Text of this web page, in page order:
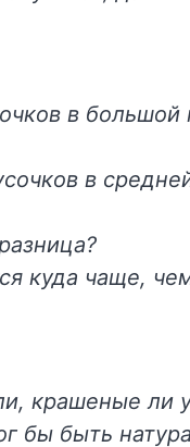
в большой
в
куда чаще,
крашеные ли
бы быть